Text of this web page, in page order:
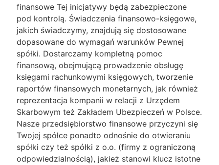
finansowe Tej inicjatywy będą zabezpieczone
pod kontrolą. Świadczenia finansowo-księgowe,
jakich świadczymy, znajdują się dostosowane
dopasowane do wymagań warunków Pewnej
spółki. Dostarczamy kompletną pomoc
finansową, obejmującą prowadzenie obsługę
księgami rachunkowymi księgowych, tworzenie
raportów finansowych monetarnych, jak również
reprezentacja kompanii w relacji z Urzędem
Skarbowym też Zakładem Ubezpieczeń w Polsce.
Nasze przedsiębiorstwo finansowe przyczyni się
Twojej spółce ponadto odnośnie do otwieraniu
spółki czy też spółki z o.o. (firmy z ograniczoną
odpowiedzialnością), jakież stanowi klucz istotne